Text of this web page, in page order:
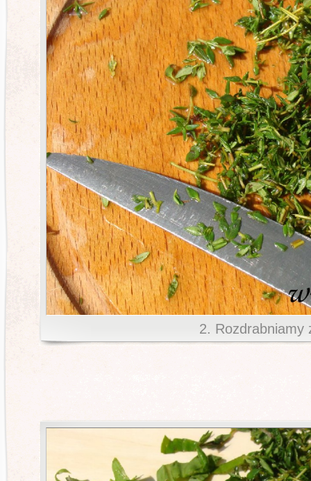
2. Rozdrabniamy